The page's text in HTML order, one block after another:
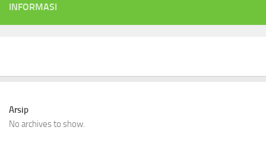
INFORMASI
Arsip
No archives to show.